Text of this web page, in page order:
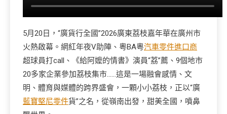
5月20日，“廣貨行全國”2026廣東荔枝嘉年華在廣州市
火熱啟幕。網紅年夜V助陣、粵BA粵汽車零件進口商
超球員打call、《給阿嬤的情書》演員“荔”薦、9個地市
20多家企業參加荔枝集市……這是一場融會感情、文
明、體育與媒體的跨界盛會，一顆小小荔枝，正以“廣
藍寶堅尼零件貨”之名，從嶺南出發，甜美全國，噴鼻